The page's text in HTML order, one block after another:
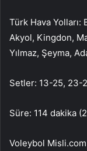
Türk Hava
Akyol, Kingdon,
Yılmaz, Şeyma,
Setler: 13-25, 23-
Süre: 114 dakika
Voleybol Misli.com